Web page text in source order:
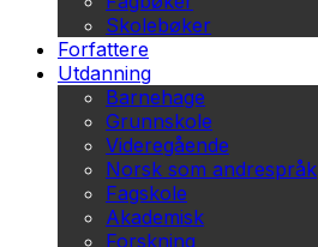
Skolebøker
Forfattere
Utdanning
Barnehage
Grunnskole
Videregående
Norsk som andrespråk
Fagskole
Akademisk
Forskning